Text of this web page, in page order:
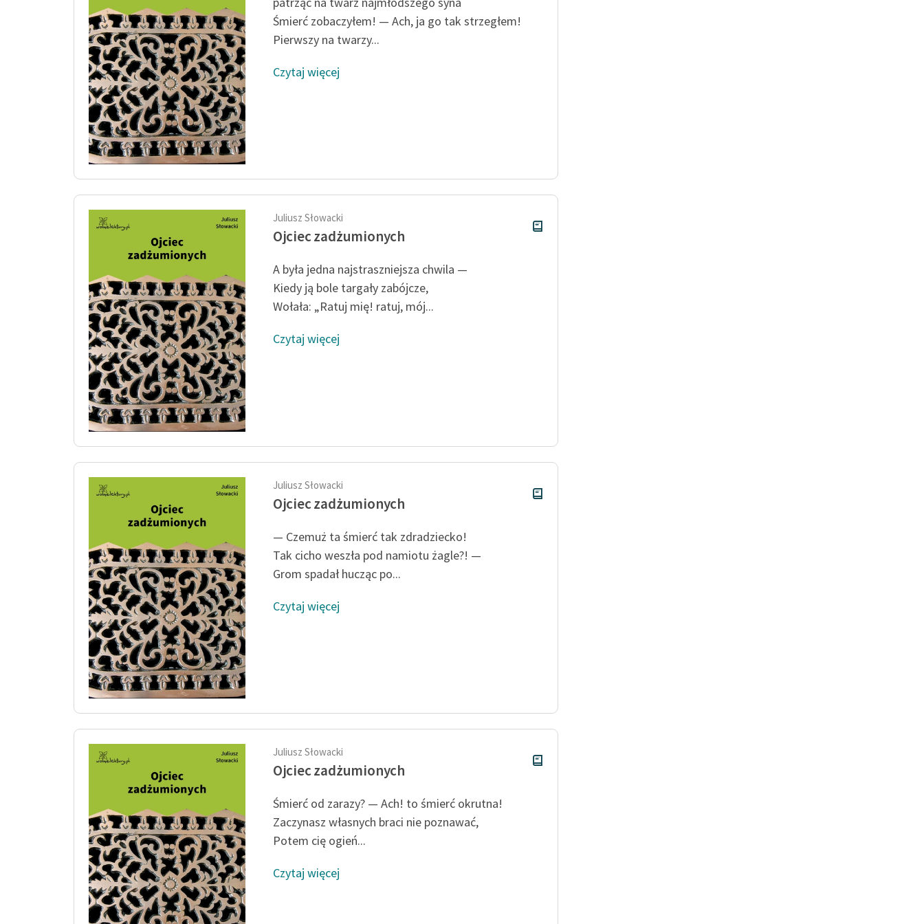
oraz Starego Testamentu
Śmierć zobaczyłem! — Ach, ja go tak strzegłem!
Pierwszy na twarzy...
Czytaj więcej
Juliusz Słowacki
Ojciec zadżumionych
A była jedna najstraszniejsza chwila —
Kiedy ją bole targały zabójcze,
Wołała: „Ratuj mię! ratuj, mój...
Czytaj więcej
Juliusz Słowacki
Ojciec zadżumionych
— Czemuż ta śmierć tak zdradziecko!
Tak cicho weszła pod namiotu żagle?! —
Grom spadał hucząc po...
Czytaj więcej
Juliusz Słowacki
Ojciec zadżumionych
Śmierć od zarazy? — Ach! to śmierć okrutna!
Zaczynasz własnych braci nie poznawać,
Potem cię ogień...
Czytaj więcej